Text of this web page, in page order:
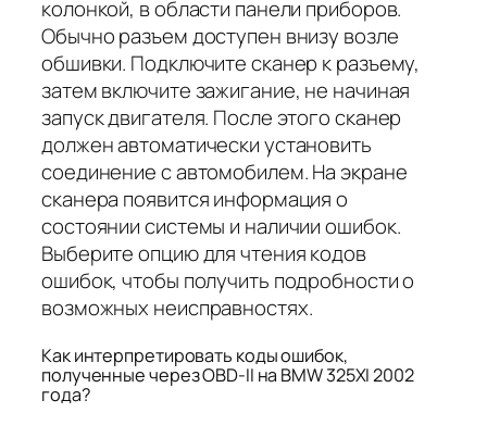
колонкой, в области панели приборов.
Обычно разъем доступен внизу возле
обшивки. Подключите сканер к разъему,
затем включите зажигание, не начиная
запуск двигателя. После этого сканер
должен автоматически установить
соединение с автомобилем. На экране
сканера появится информация о
состоянии системы и наличии ошибок.
Выберите опцию для чтения кодов
ошибок, чтобы получить подробности о
возможных неисправностях.
Как интерпретировать коды ошибок,
полученные через OBD-II на BMW 325XI 2002
года?